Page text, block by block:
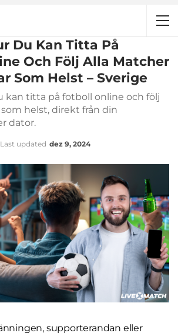
Du Kan Titta På
Och Följ Alla Matcher
Som Helst – Sverige
kan titta på fotboll online och följ
helst, direkt från din
dator.
Last updated dez 9, 2024
supporterandan eller